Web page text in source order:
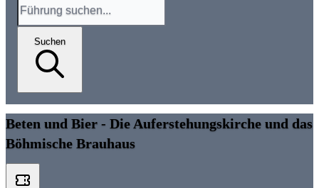
Suchen
Beten und Bier - Die Auferstehungskirche und das
Böhmische Brauhaus